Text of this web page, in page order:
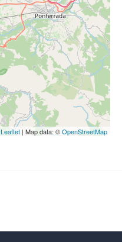
Leaflet | Map data: ©OpenStreetMap